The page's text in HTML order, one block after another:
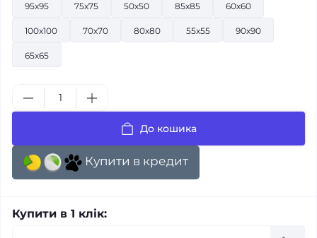
95x95 75x75 50х50 85x85 60х60
100x100 70х70 80х80 55x55 90x90
65х65
До кошика
Купити в кредит
Купити в 1 клік: